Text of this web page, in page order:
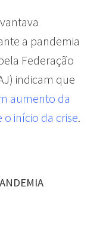
a pandemia
Federação
indicam que
aumento da
o início da crise.